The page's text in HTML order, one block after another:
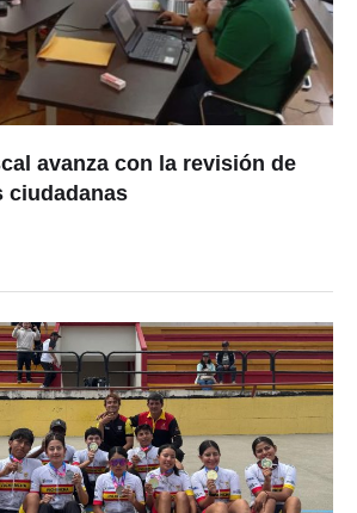
avanza con la revisión de
ciudadanas